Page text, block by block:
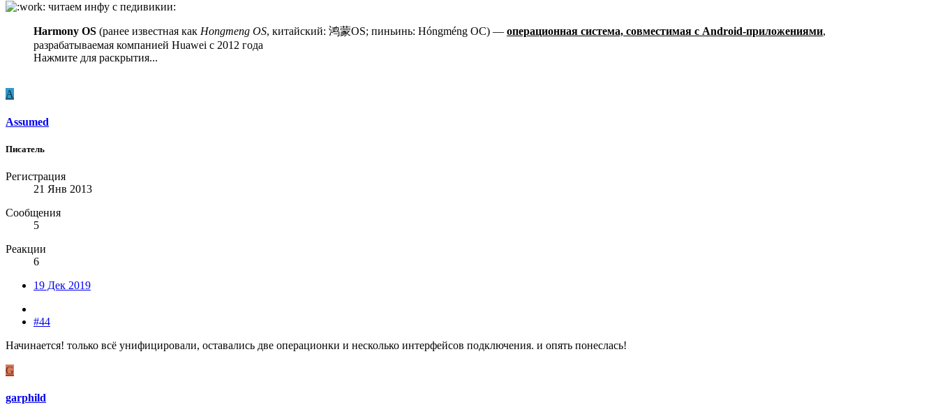
читаем инфу с педивикии:
Harmony OS (ранее известная как Hongmeng OS, китайский: 鸿蒙OS; пиньинь: Hóngméng ОС) — операционная система, совместимая с Android-приложениями,
разрабатываемая компанией Huawei с 2012 года
Нажмите для раскрытия...
A
Assumed
Писатель
Регистрация
21 Янв 2013
Сообщения
5
Реакции
6
19 Дек 2019
#44
Начинается! только всё унифицировали, оставались две операционки и несколько интерфейсов подключения. и опять понеслась!
G
garphild